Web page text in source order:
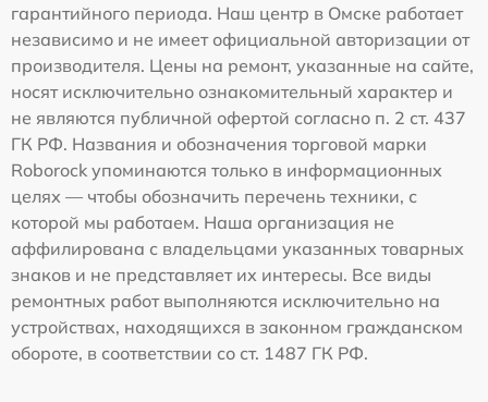
гарантийного периода. Наш центр в Омске работает
независимо и не имеет официальной авторизации от
производителя. Цены на ремонт, указанные на сайте,
носят исключительно ознакомительный характер и
не являются публичной офертой согласно п. 2 ст. 437
ГК РФ. Названия и обозначения торговой марки
Roborock упоминаются только в информационных
целях — чтобы обозначить перечень техники, с
которой мы работаем. Наша организация не
аффилирована с владельцами указанных товарных
знаков и не представляет их интересы. Все виды
ремонтных работ выполняются исключительно на
устройствах, находящихся в законном гражданском
обороте, в соответствии со ст. 1487 ГК РФ.